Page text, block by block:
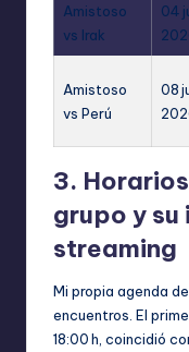
Amistoso
vs Irak
04
Amistoso
vs Perú
08
3.
grupo y
streaming
Mi propia agenda
encuentros. El
18:00 h, coincidió